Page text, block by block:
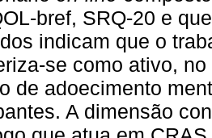
bref, SRQ-20 e
indicam que o
se como ativo,
de adoecimento
A dimensão